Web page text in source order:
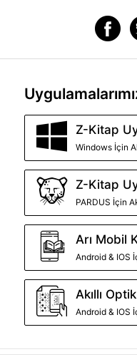
Z-Kitap
Windows İçin
Z-Kitap
PARDUS İçin
Arı Mobil
Android & IOS
Akıllı
Android & IOS